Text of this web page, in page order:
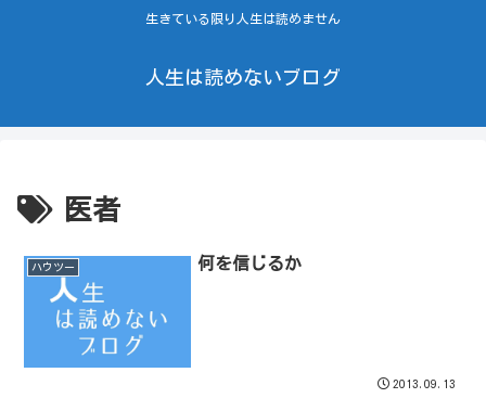
生きている限り人生は読めません
人生は読めないブログ
医者
ハウツー 何を信じるか
2013.09.13